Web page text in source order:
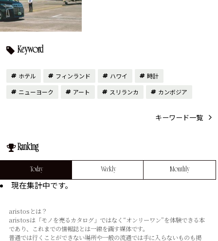
Keyword
ホテル フィンランド ハワイ
時計
ニューヨーク
アート スリランカ カンボジア
キーワード一覧
Ranking
Today Weekly Monthly
現在集計中です。
aristosとは？
aristosは「モノを売るカタログ」ではなく“オンリーワン”を体験できる本
であり、これまでの情報誌とは⼀線を画す媒体です。
普通では⾏くことができない場所や⼀般の流通では⼿に⼊らないものも掲